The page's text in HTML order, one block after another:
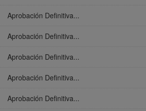
Aprobación Definitiva...
Aprobación Definitiva...
Aprobación Definitiva...
Aprobación Definitiva...
Aprobación Definitiva...